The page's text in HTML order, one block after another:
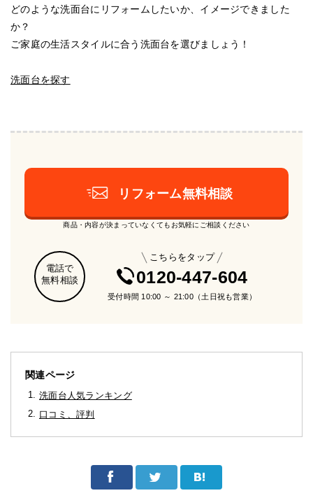
どのような洗面台にリフォームしたいか、イメージできました
か？
ご家庭の生活スタイルに合う洗面台を選びましょう！
洗面台を探す
リフォーム無料相談
商品・内容が決まっていなくてもお気軽にご相談ください
電話で
無料相談
こちらをタップ
0120-447-604
受付時間 10:00 ～ 21:00（土日祝も営業）
関連ページ
洗面台人気ランキング
口コミ、評判